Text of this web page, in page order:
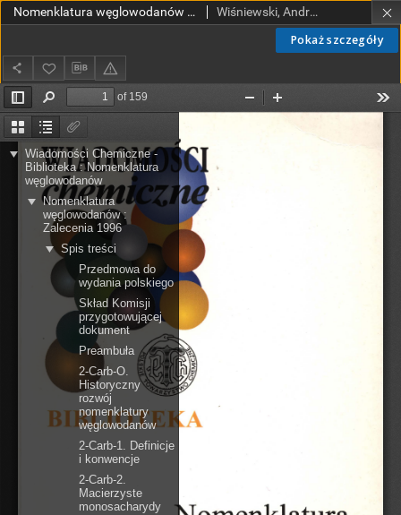
Pokaż szczegóły
Nomenklatura węglowodanów : zalecenia 1996 Wiśniewski, Andrzej (1948- ). Red. nauk. Tł.; Sokołowska, Teresa (1926-2003). Red. nauk. Tł.; Polskie Towarzystwo Chemiczne. Komisja Terminologii.